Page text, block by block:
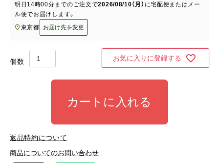
明日 14時00分 までのご注文で2026/08/10（月） に宅配便またはメー
ル便でお届けします。
東京都
お届け先を変更
お気に入りに登録する
カートに入れる
返品特約について
商品についてのお問い合わせ